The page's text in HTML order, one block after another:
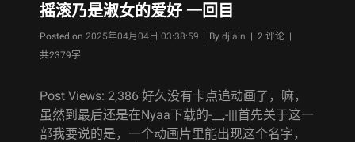
摇滚乃是淑女的爱好 一回目
Posted on 2025年04月04日 03:38:59 | By Byline
djlain | 2 评论 |
共2379字
Post Views: 2,386 好久没有卡点追动画了，嘛，
虽然到最后还是在Nyaa下载的-__,-|||首先关于这一
部我要说的是，一个动画片里能出现这个名字，